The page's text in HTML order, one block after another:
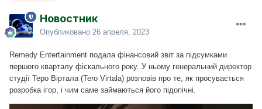
Новостник
Опубликовано 26 апреля, 2023
Remedy Entertainment подала фінансовий звіт за підсумками
першого кварталу фіскального року. У ньому генеральний директор
студії Теро Віртала (Tero Virtala) розповів про те, як просувається
розробка ігор, і чим саме займаються його підопічні.